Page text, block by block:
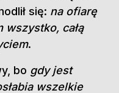
się: na ofiarę
wszystko, całą
.
bo gdy jest
wszelkie